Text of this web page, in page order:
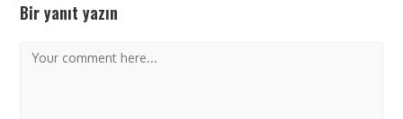
Bir yanıt yazın